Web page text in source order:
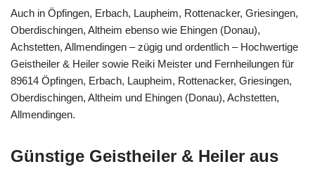
Auch in Öpfingen, Erbach, Laupheim, Rottenacker, Griesingen,
Oberdischingen, Altheim ebenso wie Ehingen (Donau),
Achstetten, Allmendingen – zügig und ordentlich – Hochwertige
Geistheiler & Heiler sowie Reiki Meister und Fernheilungen für
89614 Öpfingen, Erbach, Laupheim, Rottenacker, Griesingen,
Oberdischingen, Altheim und Ehingen (Donau), Achstetten,
Allmendingen.
Günstige Geistheiler & Heiler aus